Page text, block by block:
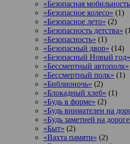
«Безопасная
«Безопасное колесо» (1)
«Безопасное лето» (2)
«Безопасность детства»
«Безопасность» (1)
«Безопасный двор» (14)
«Безопасный Новый год»
«Бессмертный автополк»
«Бессмертный полк» (1)
«Библионочь» (2)
«Блокадный хлеб» (1)
«Будь в форме» (2)
«Будь внимателен на
«Будь заметней на
«Быт» (2)
«Вахта памяти» (2)